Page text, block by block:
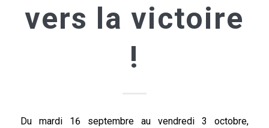
vers la victoire
!
Du mardi 16 septembre au vendredi 3 octobre,